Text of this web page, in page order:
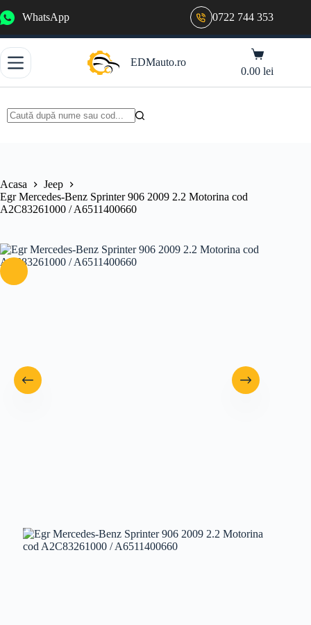
la
WhatsApp 0722 744 353
EDMauto.ro
Coș
de
cumpărături
0.00lei
Acasa
Jeep
Egr Mercedes-Benz Sprinter 906 2009 2.2 Motorina cod
A2C83261000 / A6511400660